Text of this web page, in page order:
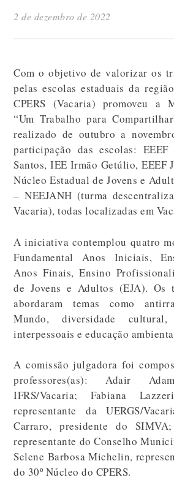
2 de dezembro de 2022
Com o objetivo de valorizar os
pelas escolas estaduais da
CPERS (Vacaria) promoveu a
“Um Trabalho para
realizado de outubro a
participação das escolas:
Santos, IEE Irmão Getúlio, EEEF
Núcleo Estadual de Jovens e
– NEEJANH (turma
Vacaria), todas localizadas em
A iniciativa contemplou quatro
Fundamental Anos Iniciais,
Anos Finais, Ensino
de Jovens e Adultos (EJA). Os
abordaram temas como
Mundo, diversidade
interpessoais e educação
A comissão julgadora foi
professores(as): Adair
IFRS/Vacaria; Fabiana
representante da UERGS/
Carraro, presidente do
representante do Conselho
Selene Barbosa Michelin,
do 30º Núcleo do CPERS.